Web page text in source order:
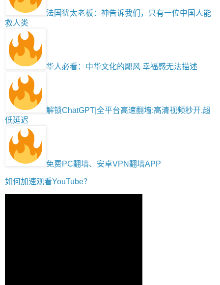
法国犹太老板：神告诉我们，只有一位中国人能
救人类
华人必看：中华文化的飓风 幸福感无法描述
解锁ChatGPT|全平台高速翻墙:高清视频秒开,超
低延迟
免费PC翻墙、安卓VPN翻墙APP
如何加速观看YouTube？